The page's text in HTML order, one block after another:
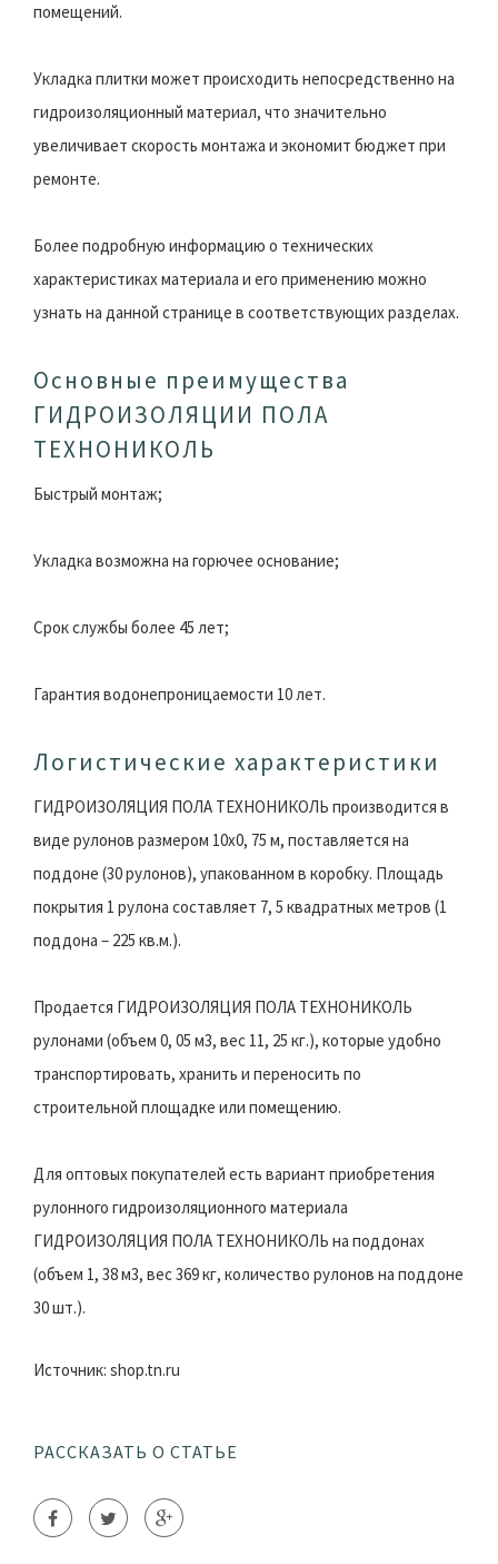
помещений.
Укладка плитки может происходить непосредственно на
гидроизоляционный материал, что значительно
увеличивает скорость монтажа и экономит бюджет при
ремонте.
Более подробную информацию о технических
характеристиках материала и его применению можно
узнать на данной странице в соответствующих разделах.
Основные преимущества
ГИДРОИЗОЛЯЦИИ ПОЛА
ТЕХНОНИКОЛЬ
Быстрый монтаж;
Укладка возможна на горючее основание;
Срок службы более 45 лет;
Гарантия водонепроницаемости 10 лет.
Логистические характеристики
ГИДРОИЗОЛЯЦИЯ ПОЛА ТЕХНОНИКОЛЬ производится в
виде рулонов размером 10х0, 75 м, поставляется на
поддоне (30 рулонов), упакованном в коробку. Площадь
покрытия 1 рулона составляет 7, 5 квадратных метров (1
поддона – 225 кв.м.).
Продается ГИДРОИЗОЛЯЦИЯ ПОЛА ТЕХНОНИКОЛЬ
рулонами (объем 0, 05 м3, вес 11, 25 кг.), которые удобно
транспортировать, хранить и переносить по
строительной площадке или помещению.
Для оптовых покупателей есть вариант приобретения
рулонного гидроизоляционного материала
ГИДРОИЗОЛЯЦИЯ ПОЛА ТЕХНОНИКОЛЬ на поддонах
(объем 1, 38 м3, вес 369 кг, количество рулонов на поддоне
30 шт.).
Источник: shop.tn.ru
РАССКАЗАТЬ О СТАТЬЕ